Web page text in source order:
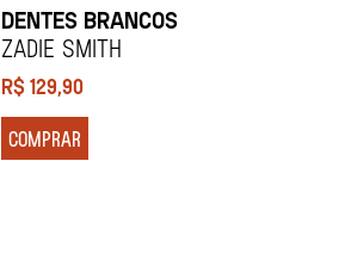
DENTES BRANCOS
Zadie Smith
R$129,90
COMPRAR